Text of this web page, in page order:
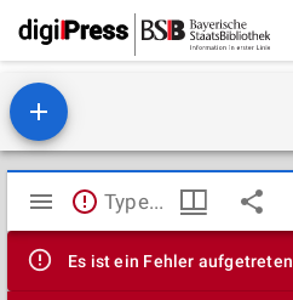
Mirador
Viewer
TypeError: Failed to fetch
Es ist ein Fehler aufgetreten